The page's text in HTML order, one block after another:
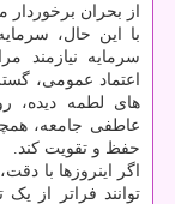
از بحران برخوردار
با این حال،
سرمایه نیازمند
اعتماد عمومی،
های لطمه دیده،
عاطفی جامعه،
حفظ و تقویت کند.
اگر اینروزها با
توانند فراتر از